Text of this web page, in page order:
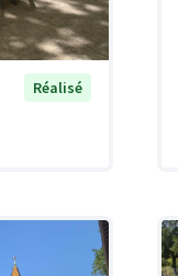
Réalisé